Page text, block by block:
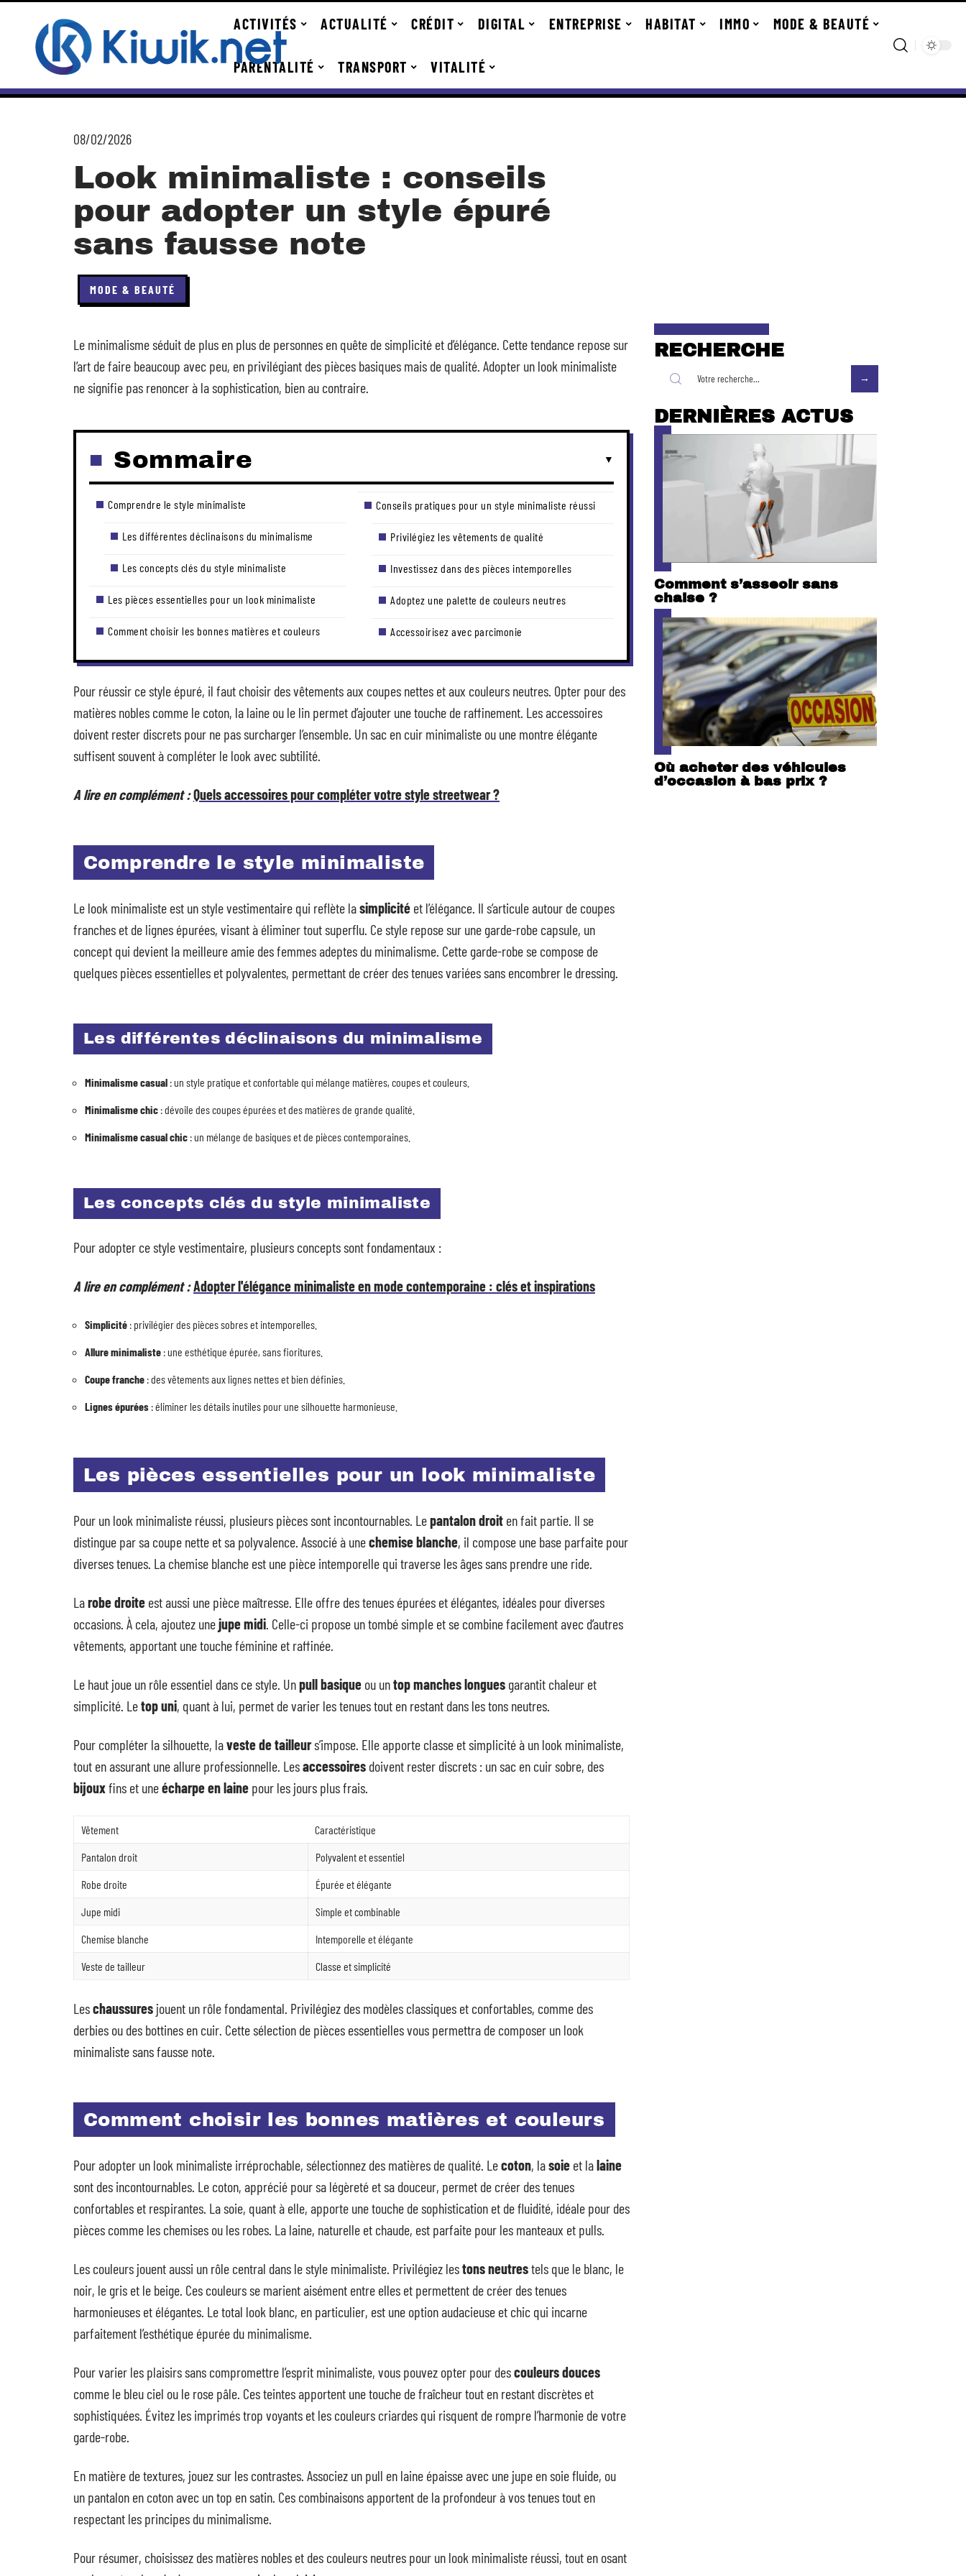
ACTIVITÉS ACTUALITÉ CRÉDIT DIGITAL ENTREPRISE HABITAT IMMO MODE & BEAUTÉ
PARENTALITÉ TRANSPORT VITALITÉ
08/02/2026
Look minimaliste : conseils
pour adopter un style épuré
sans fausse note
MODE & BEAUTÉ
Le minimalisme séduit de plus en plus de personnes en quête de simplicité et d’élégance. Cette tendance repose sur
l’art de faire beaucoup avec peu, en privilégiant des pièces basiques mais de qualité. Adopter un look minimaliste
ne signifie pas renoncer à la sophistication, bien au contraire.
Sommaire
Comprendre le style minimaliste
Les différentes déclinaisons du minimalisme
Les concepts clés du style minimaliste
Les pièces essentielles pour un look minimaliste
Comment choisir les bonnes matières et couleurs
Conseils pratiques pour un style minimaliste réussi
Privilégiez les vêtements de qualité
Investissez dans des pièces intemporelles
Adoptez une palette de couleurs neutres
Accessoirisez avec parcimonie
Pour réussir ce style épuré, il faut choisir des vêtements aux coupes nettes et aux couleurs neutres. Opter pour des
matières nobles comme le coton, la laine ou le lin permet d’ajouter une touche de raffinement. Les accessoires
doivent rester discrets pour ne pas surcharger l’ensemble. Un sac en cuir minimaliste ou une montre élégante
suffisent souvent à compléter le look avec subtilité.
A lire en complément :Quels accessoires pour compléter votre style streetwear ?
Comprendre le style minimaliste
Le look minimaliste est un style vestimentaire qui reflète lasimplicité et l’élégance. Il s’articule autour de coupes
franches et de lignes épurées, visant à éliminer tout superflu. Ce style repose sur une garde-robe capsule, un
concept qui devient la meilleure amie des femmes adeptes du minimalisme. Cette garde-robe se compose de
quelques pièces essentielles et polyvalentes, permettant de créer des tenues variées sans encombrer le dressing.
Les différentes déclinaisons du minimalisme
Minimalisme casual : un style pratique et confortable qui mélange matières, coupes et couleurs.
Minimalisme chic : dévoile des coupes épurées et des matières de grande qualité.
Minimalisme casual chic : un mélange de basiques et de pièces contemporaines.
Les concepts clés du style minimaliste
Pour adopter ce style vestimentaire, plusieurs concepts sont fondamentaux :
A lire en complément :Adopter l'élégance minimaliste en mode contemporaine : clés et inspirations
Simplicité : privilégier des pièces sobres et intemporelles.
Allure minimaliste : une esthétique épurée, sans fioritures.
Coupe franche : des vêtements aux lignes nettes et bien définies.
Lignes épurées : éliminer les détails inutiles pour une silhouette harmonieuse.
Les pièces essentielles pour un look minimaliste
Pour un look minimaliste réussi, plusieurs pièces sont incontournables. Lepantalon droit en fait partie. Il se
distingue par sa coupe nette et sa polyvalence. Associé à unechemise blanche, il compose une base parfaite pour
diverses tenues. La chemise blanche est une pièce intemporelle qui traverse les âges sans prendre une ride.
Larobe droite est aussi une pièce maîtresse. Elle offre des tenues épurées et élégantes, idéales pour diverses
occasions. À cela, ajoutez unejupe midi. Celle-ci propose un tombé simple et se combine facilement avec d’autres
vêtements, apportant une touche féminine et raffinée.
Le haut joue un rôle essentiel dans ce style. Unpull basique ou untop manches longues garantit chaleur et
simplicité. Letop uni, quant à lui, permet de varier les tenues tout en restant dans les tons neutres.
Pour compléter la silhouette, laveste de tailleurs’impose. Elle apporte classe et simplicité à un look minimaliste,
tout en assurant une allure professionnelle. Lesaccessoires doivent rester discrets : un sac en cuir sobre, des
bijouxfins et uneécharpe en laine pour les jours plus frais.
Vêtement
Caractéristique
Pantalon droit
Polyvalent et essentiel
Robe droite
Épurée et élégante
Jupe midi
Simple et combinable
Chemise blanche
Intemporelle et élégante
Veste de tailleur
Classe et simplicité
Leschaussures jouent un rôle fondamental. Privilégiez des modèles classiques et confortables, comme des
derbies ou des bottines en cuir. Cette sélection de pièces essentielles vous permettra de composer un look
minimaliste sans fausse note.
Comment choisir les bonnes matières et couleurs
Pour adopter un look minimaliste irréprochable, sélectionnez des matières de qualité. Lecoton, lasoie et lalaine
sont des incontournables. Le coton, apprécié pour sa légèreté et sa douceur, permet de créer des tenues
confortables et respirantes. La soie, quant à elle, apporte une touche de sophistication et de fluidité, idéale pour des
pièces comme les chemises ou les robes. La laine, naturelle et chaude, est parfaite pour les manteaux et pulls.
Les couleurs jouent aussi un rôle central dans le style minimaliste. Privilégiez lestons neutrestels que le blanc, le
noir, le gris et le beige. Ces couleurs se marient aisément entre elles et permettent de créer des tenues
harmonieuses et élégantes. Le total look blanc, en particulier, est une option audacieuse et chic qui incarne
parfaitement l’esthétique épurée du minimalisme.
Pour varier les plaisirs sans compromettre l’esprit minimaliste, vous pouvez opter pour descouleurs douces
comme le bleu ciel ou le rose pâle. Ces teintes apportent une touche de fraîcheur tout en restant discrètes et
sophistiquées. Évitez les imprimés trop voyants et les couleurs criardes qui risquent de rompre l’harmonie de votre
garde-robe.
En matière de textures, jouez sur les contrastes. Associez un pull en laine épaisse avec une jupe en soie fluide, ou
un pantalon en coton avec un top en satin. Ces combinaisons apportent de la profondeur à vos tenues tout en
respectant les principes du minimalisme.
Pour résumer, choisissez des matières nobles et des couleurs neutres pour un look minimaliste réussi, tout en osant
RECHERCHE
DERNIÈRES ACTUS
Comment s’asseoir sans
chaise ?
Où acheter des véhicules
d’occasion à bas prix ?